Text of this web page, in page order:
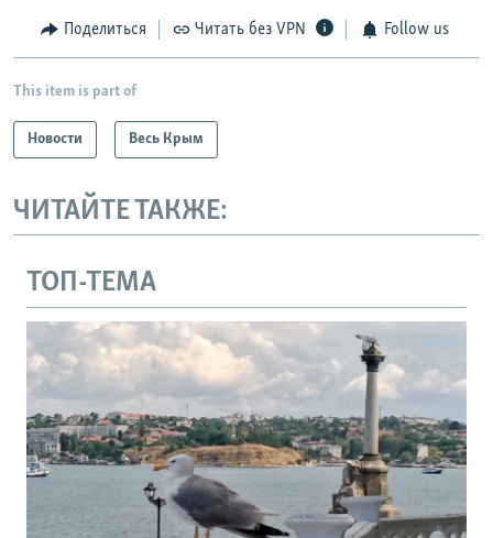
Поделиться Читать без VPN Follow us
This item is part of
Новости Весь Крым
ЧИТАЙТЕ ТАКЖЕ:
ТОП-ТЕМА